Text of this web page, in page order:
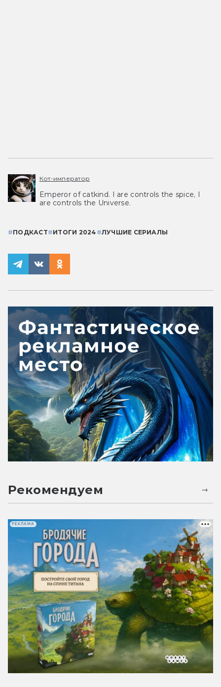
Кот-император
Emperor of catkind. I are controls the spice, I
are controls the Universe.
#ПОДКАСТ#ИТОГИ 2024 #ЛУЧШИЕ СЕРИАЛЫ
Рекомендуем
РЕКЛАМА